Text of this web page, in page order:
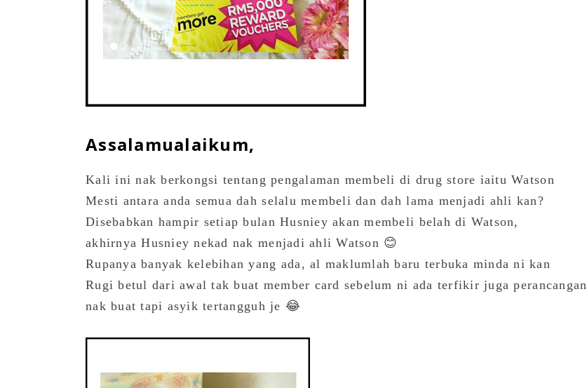
Assalamualaikum,
Kali ini nak berkongsi tentang pengalaman membeli di drug store iaitu Watson
Mesti antara anda semua dah selalu membeli dan dah lama menjadi ahli kan?
Disebabkan hampir setiap bulan Husniey akan membeli belah di Watson,
akhirnya Husniey nekad nak menjadi ahli Watson 😊
Rupanya banyak kelebihan yang ada, al maklumlah baru terbuka minda ni kan
Rugi betul dari awal tak buat member card sebelum ni ada terfikir juga perancangan
nak buat tapi asyik tertangguh je 😂